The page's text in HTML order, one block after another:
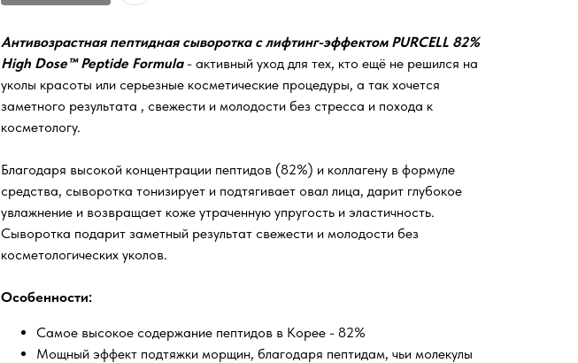
Антивозрастная пептидная сыворотка с лифтинг-эффектом PURCELL 82%
High Dose™ Peptide Formula - активный уход для тех, кто ещё не решился на
уколы красоты или серьезные косметические процедуры, а так хочется
заметного результата , свежести и молодости без стресса и похода к
косметологу.
Благодаря высокой концентрации пептидов (82%) и коллагену в формуле
средства, сыворотка тонизирует и подтягивает овал лица, дарит глубокое
увлажнение и возвращает коже утраченную упругость и эластичность.
Сыворотка подарит заметный результат свежести и молодости без
косметологических уколов.
Особенности:
Самое высокое содержание пептидов в Корее - 82%
Мощный эффект подтяжки морщин, благодаря пептидам, чьи молекулы